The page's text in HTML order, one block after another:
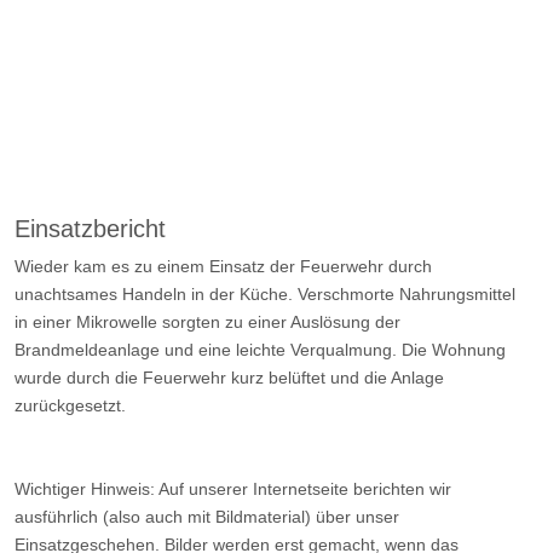
Einsatzbericht
Wieder kam es zu einem Einsatz der Feuerwehr durch
unachtsames Handeln in der Küche. Verschmorte Nahrungsmittel
in einer Mikrowelle sorgten zu einer Auslösung der
Brandmeldeanlage und eine leichte Verqualmung. Die Wohnung
wurde durch die Feuerwehr kurz belüftet und die Anlage
zurückgesetzt.
Wichtiger Hinweis: Auf unserer Internetseite berichten wir
ausführlich (also auch mit Bildmaterial) über unser
Einsatzgeschehen. Bilder werden erst gemacht, wenn das